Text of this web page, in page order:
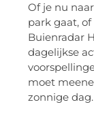
Of je nu
park gaat,
Buienradar
dagelijkse
moet
zonnige dag.